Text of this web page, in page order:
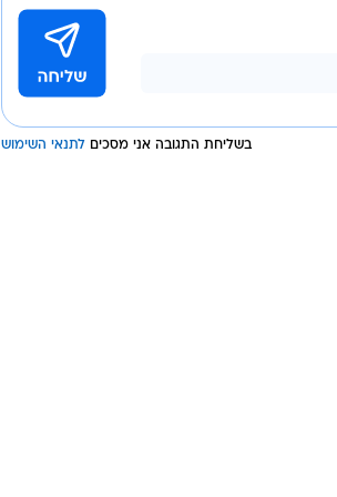
בשליחת התגובה אני מסכים לתנאי השימוש